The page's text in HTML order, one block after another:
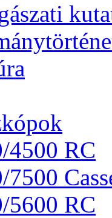
4500 RC
7500
5600 RC